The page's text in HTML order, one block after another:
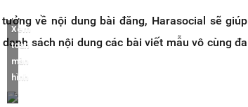
về nội dung bài đăng, Harasocial sẽ giúp
sách nội dung các bài viết mẫu vô cùng đa
Xem
toàn
màn
hình